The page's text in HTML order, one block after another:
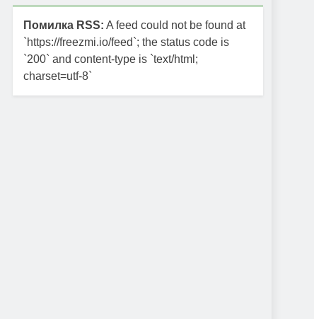
Помилка RSS: A feed could not be found at
`https://freezmi.io/feed`; the status code is
`200` and content-type is `text/html;
charset=utf-8`